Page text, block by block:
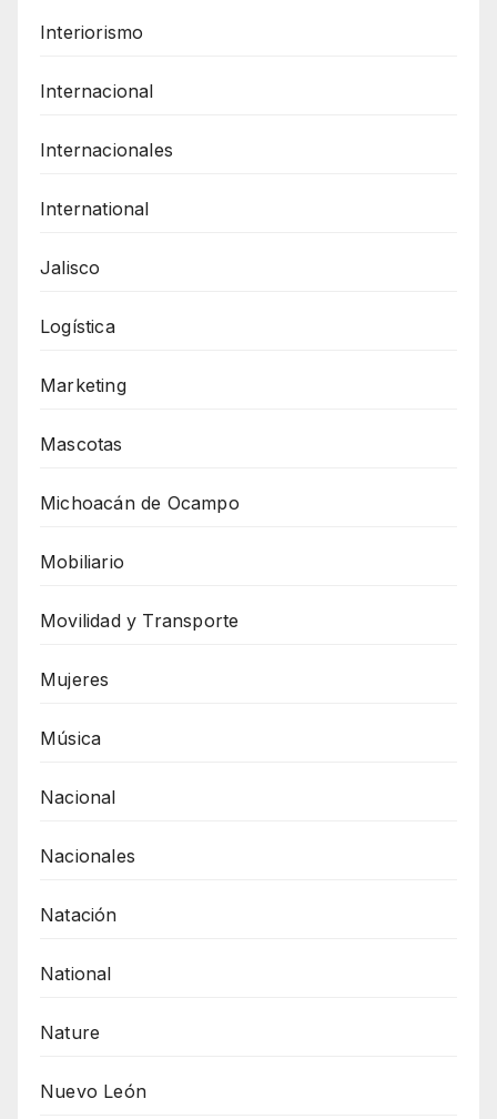
Interiorismo
Internacional
Internacionales
International
Jalisco
Logística
Marketing
Mascotas
Michoacán de Ocampo
Mobiliario
Movilidad y Transporte
Mujeres
Música
Nacional
Nacionales
Natación
National
Nature
Nuevo León